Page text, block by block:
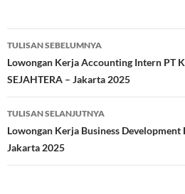
Navigasi
Tulisan
TULISAN SEBELUMNYA
Lowongan Kerja Accounting Intern PT
SEJAHTERA – Jakarta 2025
TULISAN SELANJUTNYA
Lowongan Kerja Business
Jakarta 2025